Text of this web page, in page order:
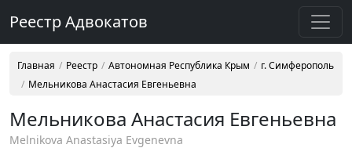
Реестр Адвокатов
Главная Реестр Автономная Республика Крым
г. Симферополь
Мельникова Анастасия Евгеньевна
Мельникова Анастасия Евгеньевна
Melnikova Anastasiya Evgenevna